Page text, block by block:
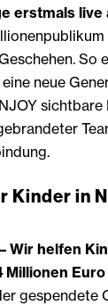
erstmals live
So
neue
sichtbare
Kinder in
Wir helfen
Millionen Euro
gespendete